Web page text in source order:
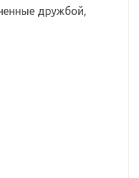
дружбой,